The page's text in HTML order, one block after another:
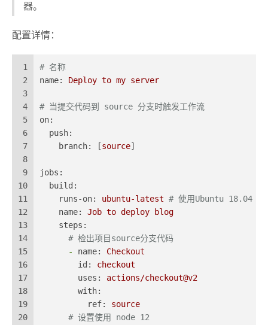
器。
配置详情：
1
2
3
4
5
6
7
8
9
10
11
12
13
14
15
16
17
18
19
20
# 名称
name:
Deploy to my server
# 当提交代码到 source 分支时触发工作流
on:
push:
branch:
[source]
jobs:
build:
runs-on:
ubuntu-latest # 使用Ubuntu 18.04 运
name:
Job to deploy
blog
steps:
# 检出项目source分支代码
-
name:
Checkout
id:
checkout
uses:
actions/checkout@v2
with:
ref:
source
# 设置使用 node 12